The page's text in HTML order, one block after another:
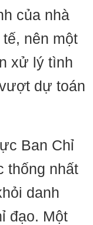
của nhà
nên một
xử lý tình
dự toán
Ban Chỉ
thống nhất
danh
đạo. Một